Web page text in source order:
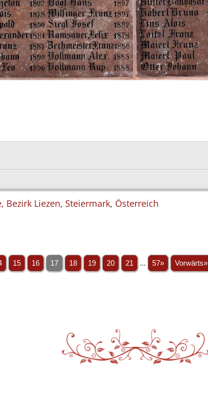
Bezirk Liezen, Steiermark, Österreich
15 16 17 18 19 20 21 ... 57» Vorwärts»